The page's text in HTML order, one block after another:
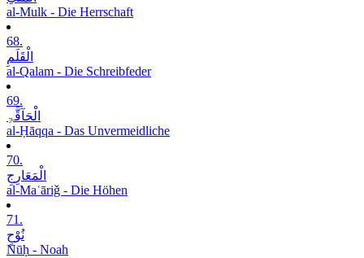
al-Mulk - Die Herrschaft
68.
الْقَلَمِ
al-Qalam - Die Schreibfeder
69.
الْحَآقَّۃِ
al-Ḥāqqa - Das Unvermeidliche
70.
الْمَعَارِجِ
al-Maʿāriǧ - Die Höhen
71.
نُوْحٍ
Nūḥ - Noah